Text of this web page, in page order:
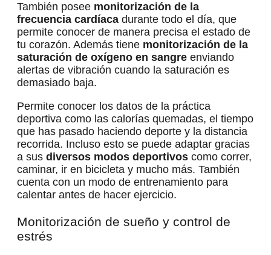
También posee monitorización de la
frecuencia cardíaca durante todo el día, que
permite conocer de manera precisa el estado de
tu corazón. Además tiene monitorización de la
saturación de oxígeno en sangre enviando
alertas de vibración cuando la saturación es
demasiado baja.
Permite conocer los datos de la práctica
deportiva como las calorías quemadas, el tiempo
que has pasado haciendo deporte y la distancia
recorrida. Incluso esto se puede adaptar gracias
a sus diversos modos deportivos como correr,
caminar, ir en bicicleta y mucho más. También
cuenta con un modo de entrenamiento para
calentar antes de hacer ejercicio.
Monitorización de sueño y control de
estrés